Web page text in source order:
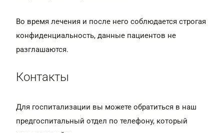
Во время лечения и после него соблюдается строгая
конфиденциальность, данные пациентов не
разглашаются.
Контакты
Для госпитализации вы можете обратиться в наш
предгоспитальный отдел по телефону, который